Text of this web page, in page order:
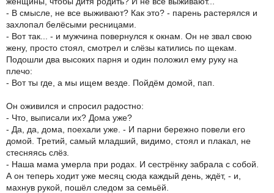
- В смысле, не все выживают? Как это? - парень растерялся и
захлопал белёсыми ресницами.
- Вот так... - и мужчина повернулся к окнам. Он не звал свою
жену, просто стоял, смотрел и слёзы катились по щекам.
Подошли два высоких парня и один положил ему руку на
плечо:
- Вот ты где, а мы ищем везде. Пойдём домой, пап.
Он оживился и спросил радостно:
- Что, выписали их? Дома уже?
- Да, да, дома, поехали уже. - И парни бережно повели его
домой. Третий, самый младший, видимо, стоял и плакал, не
стесняясь слёз.
- Наша мама умерла при родах. И сестрёнку забрала с собой.
А он теперь ходит уже месяц сюда каждый день, ждёт, - и,
махнув рукой, пошёл следом за семьёй.